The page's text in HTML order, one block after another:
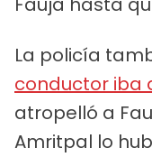
La policía
conductor iba
atropelló a
Amritpal lo